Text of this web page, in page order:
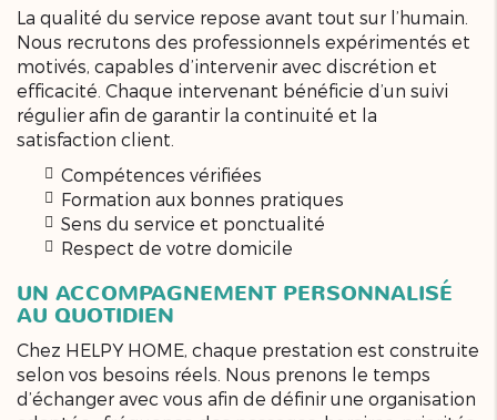
La qualité du service repose avant tout sur l’humain.
Nous recrutons des professionnels expérimentés et
motivés, capables d’intervenir avec discrétion et
efficacité. Chaque intervenant bénéficie d’un suivi
régulier afin de garantir la continuité et la
satisfaction client.
Compétences vérifiées
Formation aux bonnes pratiques
Sens du service et ponctualité
Respect de votre domicile
UN ACCOMPAGNEMENT PERSONNALISÉ
AU QUOTIDIEN
Chez HELPY HOME, chaque prestation est construite
selon vos besoins réels. Nous prenons le temps
d’échanger avec vous afin de définir une organisation